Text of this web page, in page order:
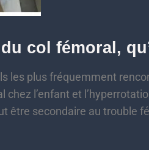
col fémoral,
les plus fréquemment
chez l’enfant et
être secondaire au trouble